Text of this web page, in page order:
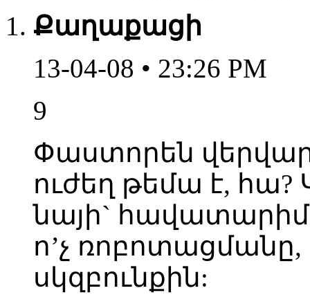
Քաղաքացի
13-04-08 • 23:26 PM
9
Փաստորեն
ուժեղ թեմա է, հա?
նայի` հավատարիմ
ո’չ
սկզբունքին: